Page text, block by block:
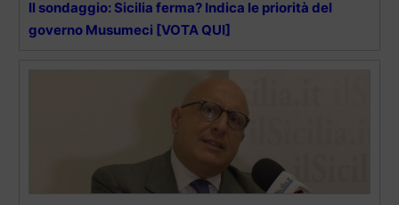
Il sondaggio: Sicilia ferma? Indica le priorità del
governo Musumeci [VOTA QUI]